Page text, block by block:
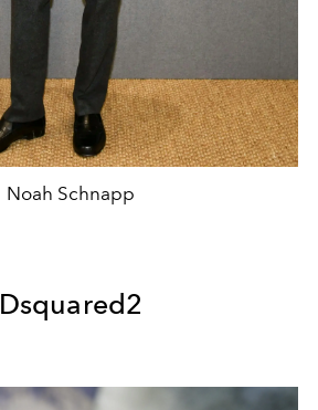
Noah Schnapp
Dsquared2